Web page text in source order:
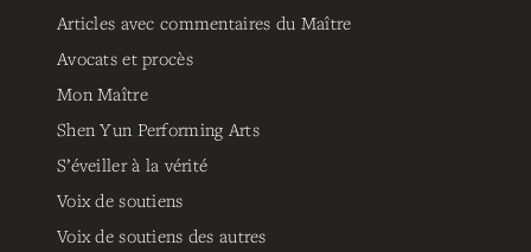
Articles avec commentaires du Maître
Avocats et procès
Mon Maître
Shen Yun Performing Arts
S’éveiller à la vérité
Voix de soutiens
Voix de soutiens des autres